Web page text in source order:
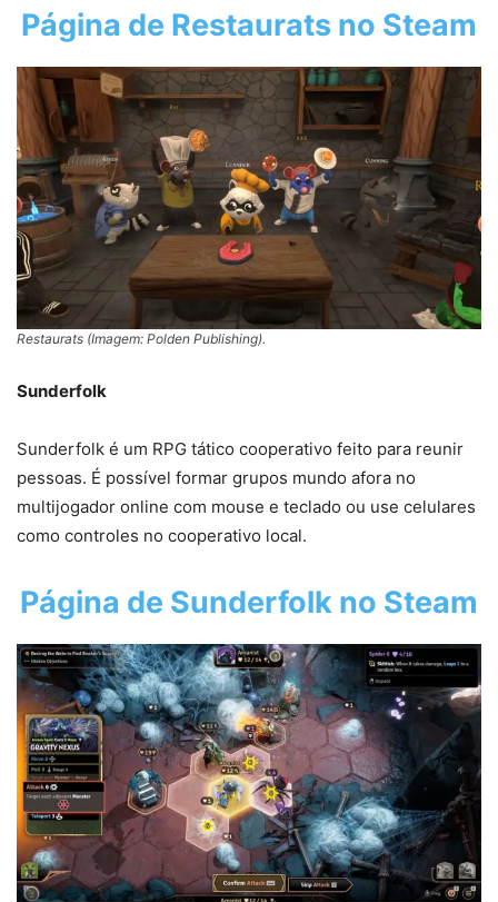
Página de Restaurats no Steam
Restaurats (Imagem: Polden Publishing).
Sunderfolk
Sunderfolk é um RPG tático cooperativo feito para reunir
pessoas. É possível formar grupos mundo afora no
multijogador online com mouse e teclado ou use celulares
como controles no cooperativo local.
Página de Sunderfolk no Steam